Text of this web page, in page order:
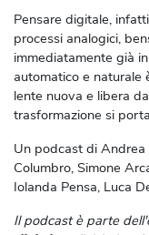
Pensare digitale,
processi analogici,
immediatamente già
automatico e naturale
lente nuova e libera
trasformazione si
Un podcast di Andrea
Columbro, Simone
Iolanda Pensa, Luca
Il podcast è parte